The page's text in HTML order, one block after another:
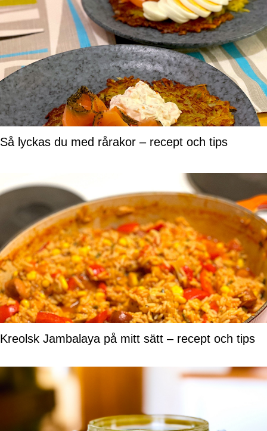
Så lyckas du med rårakor – recept och tips
Kreolsk Jambalaya på mitt sätt – recept och tips